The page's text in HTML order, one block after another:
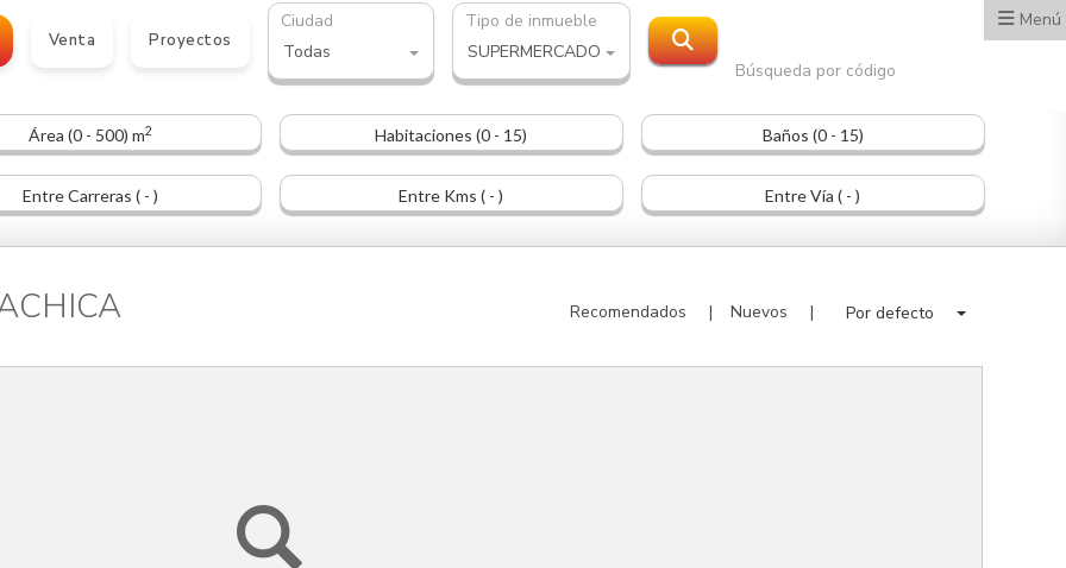
Menú
Venta Proyectos
Ciudad
Todas
Tipo de inmueble
SUPERMERCADO
Búsqueda por código
Área (0 - 500) m2 Habitaciones (0 - 15) Baños (0 - 15)
Entre Carreras ( - ) Entre Kms ( - ) Entre Vía ( - )
Recomendados Nuevos Por defecto